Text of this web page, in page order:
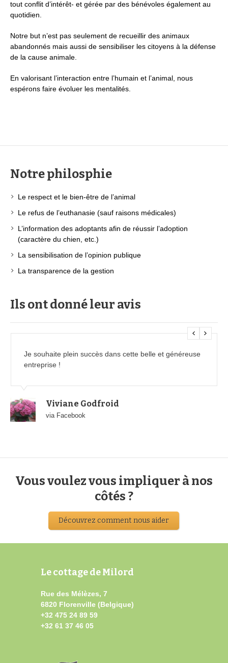
tout conflit d’intérêt- et gérée par des bénévoles également au
quotidien.
Notre but n’est pas seulement de recueillir des animaux
abandonnés mais aussi de sensibiliser les citoyens à la défense
de la cause animale.
En valorisant l’interaction entre l’humain et l’animal, nous
espérons faire évoluer les mentalités.
Notre philosphie
Le respect et le bien-être de l’animal
Le refus de l’euthanasie (sauf raisons médicales)
L’information des adoptants afin de réussir l’adoption
(caractère du chien, etc.)
La sensibilisation de l’opinion publique
La transparence de la gestion
Ils ont donné leur avis
Je souhaite plein succès dans cette belle et généreuse
entreprise !
Viviane Godfroid
via Facebook
Vous voulez vous impliquer à nos
côtés ?
Découvrez comment nous aider
Le cottage de Milord
Rue des Mélèzes, 7
6820 Florenville (Belgique)
+32 475 24 89 59
+32 61 37 46 05